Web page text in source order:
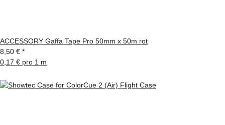
ACCESSORY Gaffa Tape Pro 50mm x 50m rot
8,50 € *
0,17 € pro 1 m